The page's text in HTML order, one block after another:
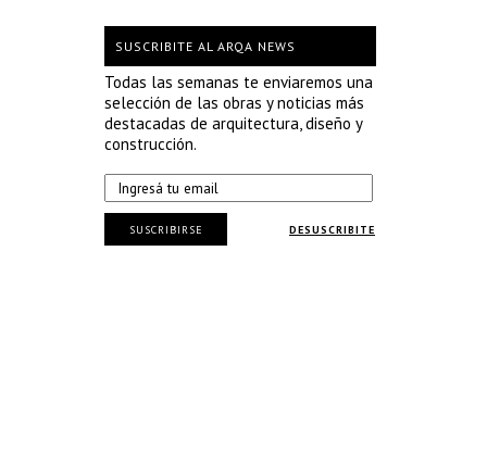
SUSCRIBITE AL ARQA NEWS
Todas las semanas te enviaremos una
selección de las obras y noticias más
destacadas de arquitectura, diseño y
construcción.
DESUSCRIBITE
SUSCRIBIRSE